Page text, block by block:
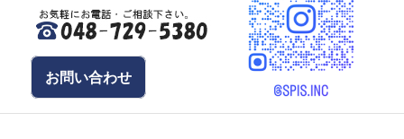
お問い合わせ